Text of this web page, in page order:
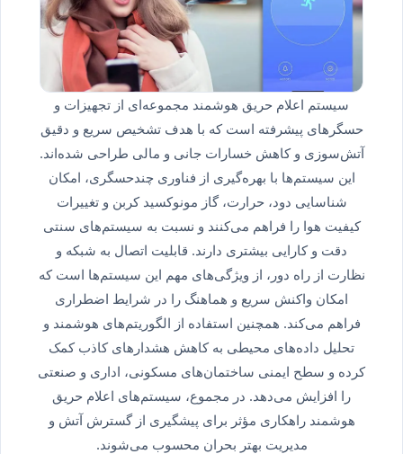
سیستم اعلام حریق هوشمند مجموعه‌ای از تجهیزات و
حسگرهای پیشرفته است که با هدف تشخیص سریع و دقیق
آتش‌سوزی و کاهش خسارات جانی و مالی طراحی شده‌اند.
این سیستم‌ها با بهره‌گیری از فناوری چندحسگری، امکان
شناسایی دود، حرارت، گاز مونوکسید کربن و تغییرات
کیفیت هوا را فراهم می‌کنند و نسبت به سیستم‌های سنتی
دقت و کارایی بیشتری دارند. قابلیت اتصال به شبکه و
نظارت از راه دور، از ویژگی‌های مهم این سیستم‌ها است که
امکان واکنش سریع و هماهنگ را در شرایط اضطراری
فراهم می‌کند. همچنین استفاده از الگوریتم‌های هوشمند و
تحلیل داده‌های محیطی به کاهش هشدارهای کاذب کمک
کرده و سطح ایمنی ساختمان‌های مسکونی، اداری و صنعتی
را افزایش می‌دهد. در مجموع، سیستم‌های اعلام حریق
هوشمند راهکاری مؤثر برای پیشگیری از گسترش آتش و
مدیریت بهتر بحران محسوب می‌شوند.